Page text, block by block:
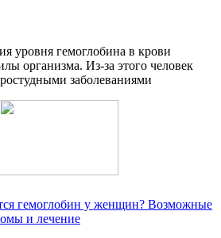
гемоглобин у женщин? Возможные
и лечение